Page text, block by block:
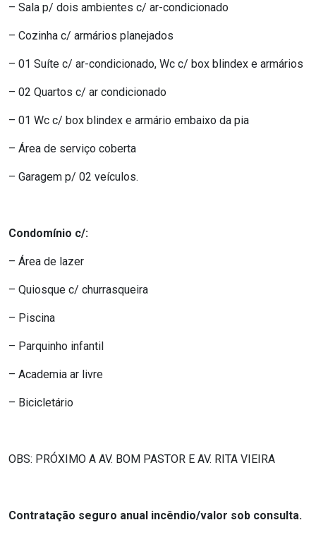
– Sala p/ dois ambientes c/ ar-condicionado
– Cozinha c/ armários planejados
– 01 Suíte c/ ar-condicionado, Wc c/ box blindex e armários
– 02 Quartos c/ ar condicionado
– 01 Wc c/ box blindex e armário embaixo da pia
– Área de serviço coberta
– Garagem p/ 02 veículos.
Condomínio c/:
– Área de lazer
– Quiosque c/ churrasqueira
– Piscina
– Parquinho infantil
– Academia ar livre
– Bicicletário
OBS: PRÓXIMO A AV. BOM PASTOR E AV. RITA VIEIRA
Contratação seguro anual incêndio/valor sob consulta.